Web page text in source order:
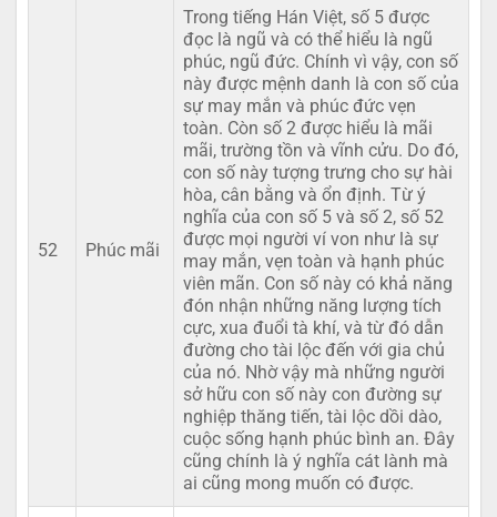
52 Phúc mãi
Trong tiếng Hán Việt, số 5 được
đọc là ngũ và có thể hiểu là ngũ
phúc, ngũ đức. Chính vì vậy, con số
này được mệnh danh là con số của
sự may mắn và phúc đức vẹn
toàn. Còn số 2 được hiểu là mãi
mãi, trường tồn và vĩnh cửu. Do đó,
con số này tượng trưng cho sự hài
hòa, cân bằng và ổn định. Từ ý
nghĩa của con số 5 và số 2, số 52
được mọi người ví von như là sự
may mắn, vẹn toàn và hạnh phúc
viên mãn. Con số này có khả năng
đón nhận những năng lượng tích
cực, xua đuổi tà khí, và từ đó dẫn
đường cho tài lộc đến với gia chủ
của nó. Nhờ vậy mà những người
sở hữu con số này con đường sự
nghiệp thăng tiến, tài lộc dồi dào,
cuộc sống hạnh phúc bình an. Đây
cũng chính là ý nghĩa cát lành mà
ai cũng mong muốn có được.